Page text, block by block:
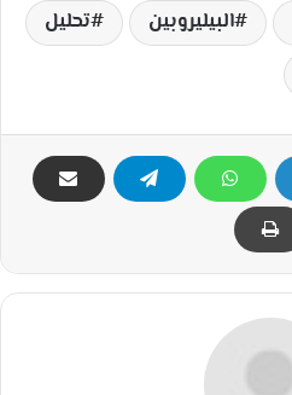
البيليروبين
تحليل